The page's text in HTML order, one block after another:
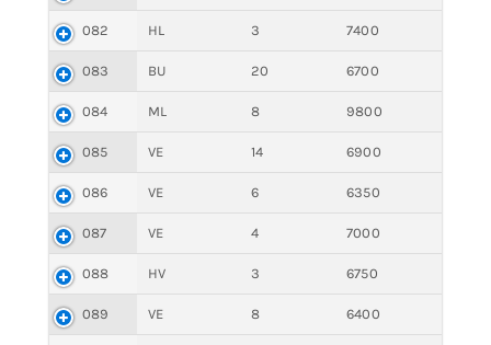
082 HL 3 7400
083 BU 20 6700
084 ML 8 9800
085 VE 14 6900
086 VE 6 6350
087 VE 4 7000
088 HV 3 6750
089 VE 8 6400